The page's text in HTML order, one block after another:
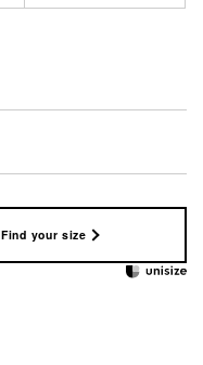
Find your size